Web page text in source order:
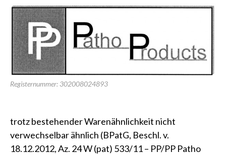
Registernummer: 302008024893
trotz bestehender Warenähnlichkeit nicht
verwechselbar ähnlich (BPatG, Beschl. v.
18.12.2012, Az. 24 W (pat) 533/11 – PP/PP Patho